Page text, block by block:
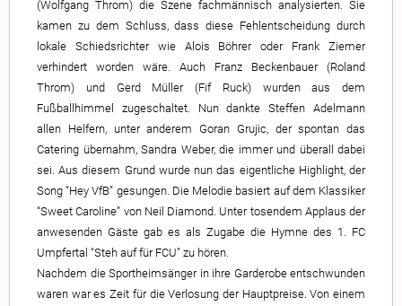
(Wolfgang Throm) die Szene fachmännisch analysierten. Sie
kamen zu dem Schluss, dass diese Fehlentscheidung durch
lokale Schiedsrichter wie Alois Böhrer oder Frank Ziemer
verhindert worden wäre. Auch Franz Beckenbauer (Roland
Throm) und Gerd Müller (Fif Ruck) wurden aus dem
Fußballhimmel zugeschaltet. Nun dankte Steffen Adelmann
allen Helfern, unter anderem Goran Grujic, der spontan das
Catering übernahm, Sandra Weber, die immer und überall dabei
sei. Aus diesem Grund wurde nun das eigentliche Highlight, der
Song “Hey VfB” gesungen. Die Melodie basiert auf dem Klassiker
“Sweet Caroline” von Neil Diamond. Unter tosendem Applaus der
anwesenden Gäste gab es als Zugabe die Hymne des 1. FC
Umpfertal “Steh auf für FCU” zu hören.
Nachdem die Sportheimsänger in ihre Garderobe entschwunden
waren war es Zeit für die Verlosung der Hauptpreise. Von einem